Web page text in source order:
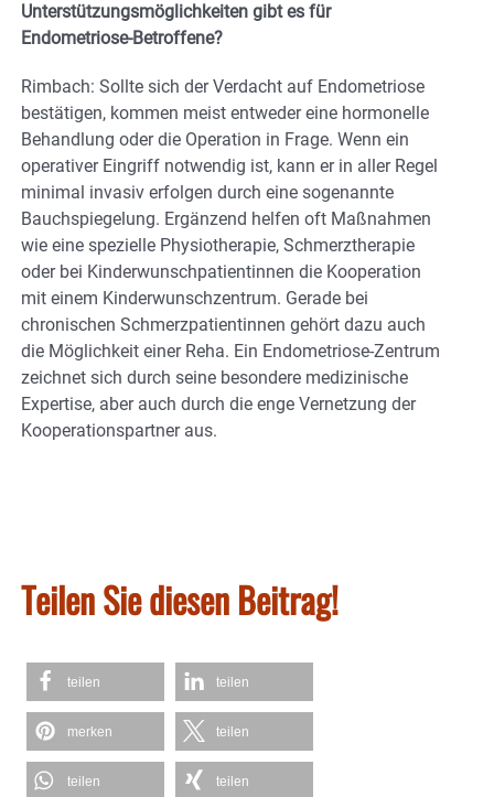
Unterstützungsmöglichkeiten gibt es für
Endometriose-Betroffene?
Rimbach: Sollte sich der Verdacht auf Endometriose
bestätigen, kommen meist entweder eine hormonelle
Behandlung oder die Operation in Frage. Wenn ein
operativer Eingriff notwendig ist, kann er in aller Regel
minimal invasiv erfolgen durch eine sogenannte
Bauchspiegelung. Ergänzend helfen oft Maßnahmen
wie eine spezielle Physiotherapie, Schmerztherapie
oder bei Kinderwunschpatientinnen die Kooperation
mit einem Kinderwunschzentrum. Gerade bei
chronischen Schmerzpatientinnen gehört dazu auch
die Möglichkeit einer Reha. Ein Endometriose-Zentrum
zeichnet sich durch seine besondere medizinische
Expertise, aber auch durch die enge Vernetzung der
Kooperationspartner aus.
Teilen Sie diesen Beitrag!
teilen teilen
merken teilen
teilen teilen